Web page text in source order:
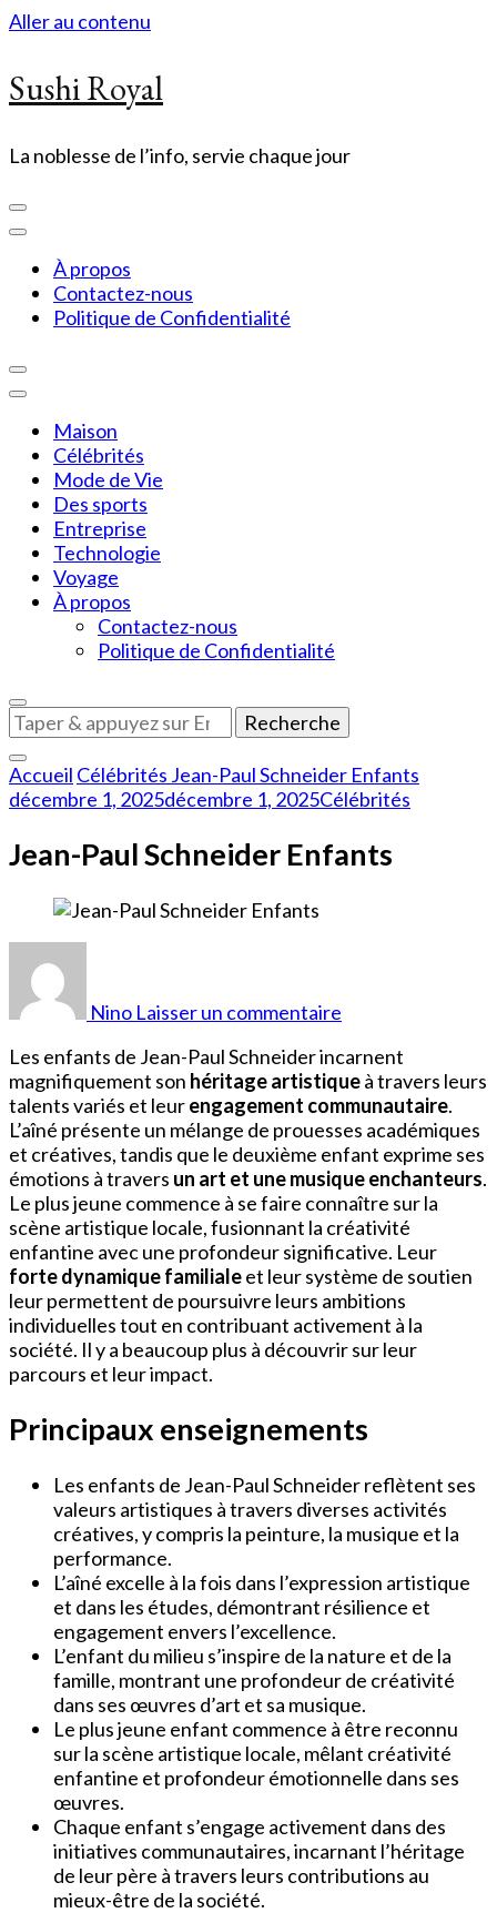
Aller au contenu
Sushi Royal
La noblesse de l’info, servie chaque jour
À propos
Contactez-nous
Politique de Confidentialité
Maison
Célébrités
Mode de Vie
Des sports
Entreprise
Technologie
Voyage
À propos
Contactez-nous
Politique de Confidentialité
Vous
recherchiez
quelque
chose
?
Accueil Célébrités Jean-Paul Schneider Enfants
décembre 1, 2025décembre 1, 2025Célébrités
Jean-Paul Schneider Enfants
Nino Laisser un commentaire
Schneider
Enfants
Les enfants de Jean-Paul Schneider incarnent
magnifiquement son héritage artistiqueà travers leurs
talents variés et leurengagement communautaire.
L’aîné présente un mélange de prouesses académiques
et créatives, tandis que le deuxième enfant exprime ses
émotions à travers un art et une musique enchanteurs.
Le plus jeune commence à se faire connaître sur la
scène artistique locale, fusionnant la créativité
enfantine avec une profondeur significative. Leur
forte dynamique familialeet leur système de soutien
leur permettent de poursuivre leurs ambitions
individuelles tout en contribuant activement à la
société. Il y a beaucoup plus à découvrir sur leur
parcours et leur impact.
Principaux enseignements
Les enfants de Jean-Paul Schneider reflètent ses
valeurs artistiques à travers diverses activités
créatives, y compris la peinture, la musique et la
performance.
L’aîné excelle à la fois dans l’expression artistique
et dans les études, démontrant résilience et
engagement envers l’excellence.
L’enfant du milieu s’inspire de la nature et de la
famille, montrant une profondeur de créativité
dans ses œuvres d’art et sa musique.
Le plus jeune enfant commence à être reconnu
sur la scène artistique locale, mêlant créativité
enfantine et profondeur émotionnelle dans ses
œuvres.
Chaque enfant s’engage activement dans des
initiatives communautaires, incarnant l’héritage
de leur père à travers leurs contributions au
mieux-être de la société.